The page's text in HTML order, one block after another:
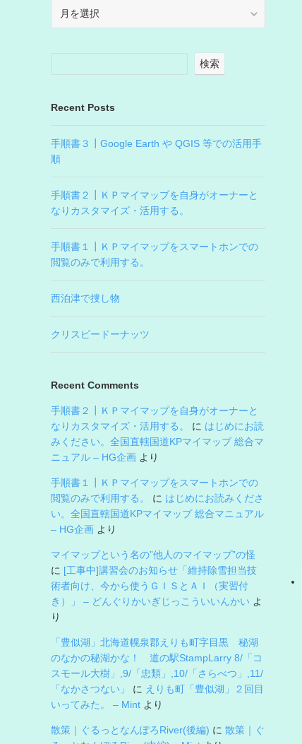
イ
検索
Recent Posts
手順書３┃Google Earth や QGIS 等での活用手
順
手順書２┃ＫＰマイマップを自身がオーナーと
なりカスタマイズ・活用する。
手順書１┃ＫＰマイマップをスマートホンでの
閲覧のみで利用する。
西泊津で捜し物
クリスピードーナッツ
Recent Comments
手順書２┃ＫＰマイマップを自身がオーナーと
なりカスタマイズ・活用する。
に はじめにお読
みください。全国直轄国道KPマイマップ 総合マ
ニュアル – HG企画 より
手順書１┃ＫＰマイマップをスマートホンでの
閲覧のみで利用する。
に はじめにお読みくださ
い。全国直轄国道KPマイマップ 総合マニュアル
– HG企画 より
マイマップという名の”他人のマイマップ”の怪
に [工事中]講習会のお知らせ「維持除雪担当技
術者向け、今から使うＧＩＳとＡＩ（実習付
き）」 – どんぐりかいぎじっこういいんかい よ
り
「豊似湖」北海道幌泉郡えりも町字目黒 秘湖
のなかの秘湖かな！ 道の駅StampLarry 8/「コ
スモール大樹」,9/「忠類」,10/「さらべつ」,11/
「なかさつない」
に えりも町「豊似湖」２回目
いってみた。 – Mint より
散策｜ぐるっとなんぽろRiver(後編) に 散策｜ぐ